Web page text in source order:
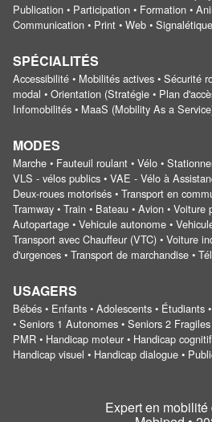
Publication • Participation • Formation •
Communication • Print • Web • Signalétique
SPÉCIALITÉS
Accessibilité • Mobilités actives • Sécurité
modal • Orientation (Stratégie • Plan
Infomobilités • MaaS (Mobility As a
MODES
Marche • Fauteuil roulant • Vélo •
VLS - vélos publics • VAE - Vélo à
Deux-roues motorisés • Transport en
Tramway • Train • Bateau • Avion • Voiture
Autopartage • Vehicule autonome •
Transport avec Chauffeur (VTC) • Voiture
d'urgences • Transport de marchandise •
USAGERS
Bébés • Enfants • Adolescents • Étudiants
• Seniors 1 Autonomes • Seniors 2
PMR • Handicap moteur • Handicap
Handicap visuel • Handicap dialogue •
Expert en